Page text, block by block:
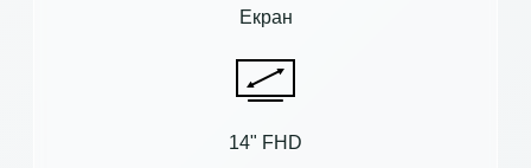
Екран
14" FHD